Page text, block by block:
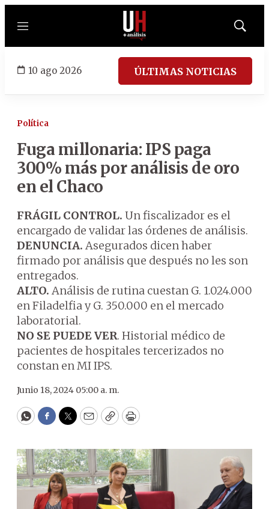
Menú
Mostrar
10 ago 2026 ÚLTIMAS NOTICIAS
Política
Fuga millonaria: IPS paga
300% más por análisis de oro
en el Chaco
FRÁGIL CONTROL. Un fiscalizador es el
encargado de validar las órdenes de análisis.
DENUNCIA. Asegurados dicen haber
firmado por análisis que después no les son
entregados.
ALTO. Análisis de rutina cuestan G. 1.024.000
en Filadelfia y G. 350.000 en el mercado
laboratorial.
NO SE PUEDE VER. Historial médico de
pacientes de hospitales tercerizados no
constan en MI IPS.
Junio 18, 2024 05:00 a. m.
WhatsApp
Facebook
Twitter
EmailCopyPrint